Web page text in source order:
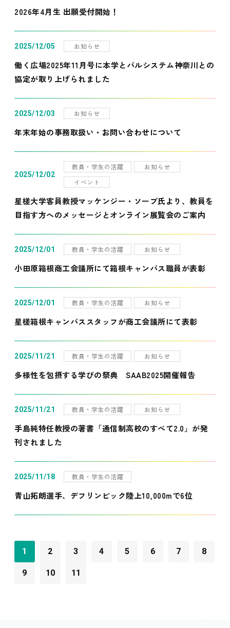
2026年4月生 出願受付開始！
2025/12/05 お知らせ
働く広場2025年11月号に本学とパルシステム神奈川との
協定が取り上げられました
2025/12/03 お知らせ
年末年始の事務取扱い・お問い合わせについて
2025/12/02
教員・学生の活躍
お知らせ
イベント
星槎大学客員教授マッケンジー・ソープ氏より、教員を
目指す方へのメッセージとオンライン展覧会のご案内
2025/12/01 教員・学生の活躍 お知らせ
小田原箱根商工会議所にて箱根キャンパス職員が表彰
2025/12/01 教員・学生の活躍 お知らせ
星槎箱根キャンパススタッフが商工会議所にて表彰
2025/11/21 教員・学生の活躍 お知らせ
多様性を包摂する学びの祭典 SAAB2025開催報告
2025/11/21 教員・学生の活躍 お知らせ
手島純特任教授の著書「通信制高校のすべて2.0」が発
刊されました
2025/11/18 教員・学生の活躍
青山拓朗選手、デフリンピック陸上10,000mで6位
1 2 3 4 5 6 7 8
9 10 11